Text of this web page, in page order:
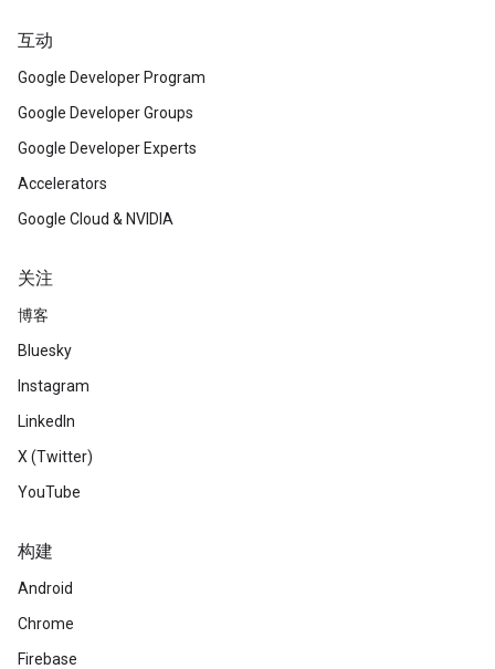
互动
Google Developer Program
Google Developer Groups
Google Developer Experts
Accelerators
Google Cloud & NVIDIA
关注
博客
Bluesky
Instagram
LinkedIn
X (Twitter)
YouTube
构建
Android
Chrome
Firebase